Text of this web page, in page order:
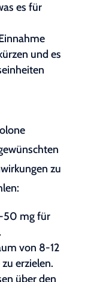
es für
und es
zu
50 mg für
von 8-12
erzielen.
über den